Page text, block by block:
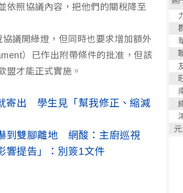
依照協議內容，把他們的關稅降至
議開綠燈，但同時也要求增加額外
）已作出附帶條件的批准，但該
盟才能正式實施。
寄出 學生見「幫我修正、縮減
到雙腳離地 網酸：主廚巡視
提告」：別簽1文件